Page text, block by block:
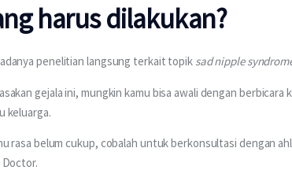
harus dilakukan?
penelitian langsung terkait topik sad nipple
gejala ini, mungkin kamu bisa awali dengan
keluarga.
rasa belum cukup, cobalah untuk berkonsultasi dengan
Doctor.